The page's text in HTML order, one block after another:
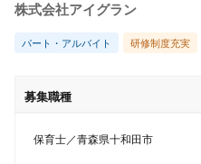
株式会社アイグラン
パート・アルバイト 研修制度充実
募集職種
保育士／青森県十和田市